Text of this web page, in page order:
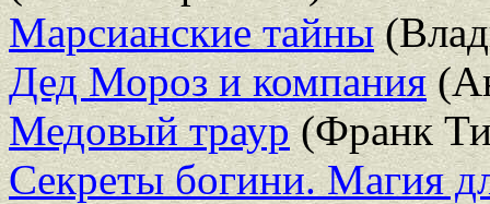
Марсианские тайны
Дед Мороз и компания
Медовый траур(Франк
Секреты богини. Магия